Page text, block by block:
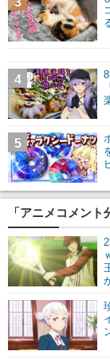
4
5
「アニメコメン